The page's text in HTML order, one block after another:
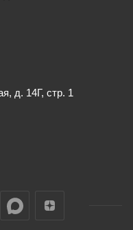
д. 14Г, стр. 1